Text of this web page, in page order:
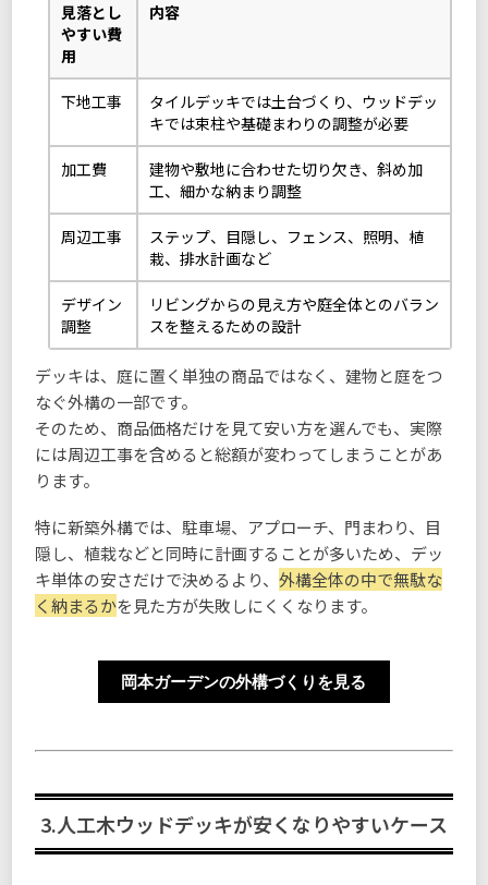
見落とし
やすい費
用
内容
下地工事
タイルデッキでは土台づくり、ウッドデッ
キでは束柱や基礎まわりの調整が必要
加工費
建物や敷地に合わせた切り欠き、斜め加
工、細かな納まり調整
周辺工事
ステップ、目隠し、フェンス、照明、植
栽、排水計画など
デザイン
調整
リビングからの見え方や庭全体とのバラン
スを整えるための設計
デッキは、庭に置く単独の商品ではなく、建物と庭をつ
なぐ外構の一部です。
そのため、商品価格だけを見て安い方を選んでも、実際
には周辺工事を含めると総額が変わってしまうことがあ
ります。
特に新築外構では、駐車場、アプローチ、門まわり、目
隠し、植栽などと同時に計画することが多いため、デッ
キ単体の安さだけで決めるより、外構全体の中で無駄な
く納まるかを見た方が失敗しにくくなります。
岡本ガーデンの外構づくりを見る
3.人工木ウッドデッキが安くなりやすいケース